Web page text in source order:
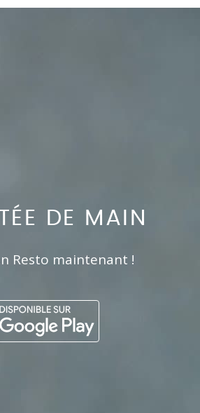
DE MAIN
Resto maintenant !